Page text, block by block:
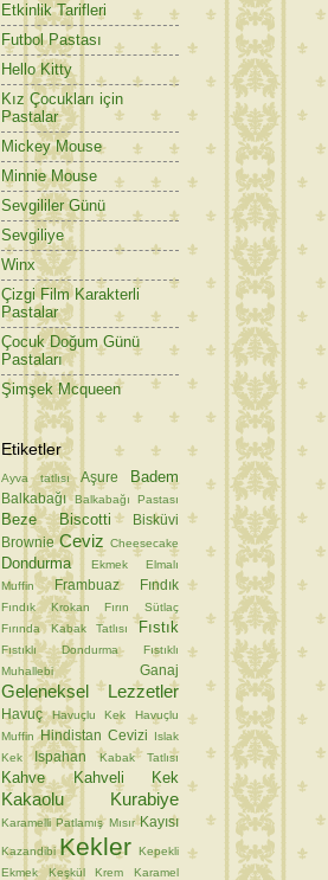
Etkinlik Tarifleri
Futbol Pastası
Hello Kitty
Kız Çocukları için
Pastalar
Mickey Mouse
Minnie Mouse
Sevgililer Günü
Sevgiliye
Winx
Çizgi Film Karakterli
Pastalar
Çocuk Doğum Günü
Pastaları
Şimşek Mcqueen
Etiketler
Ayva tatlısı Aşure Badem
Balkabağı Balkabağı Pastası
Beze Biscotti
Bisküvi
Brownie Ceviz Cheesecake
Dondurma Ekmek
Elmalı
Muffin
Frambuaz Fındık
Fındık Krokan
Fırın Sütlaç
Fırında Kabak Tatlısı
Fıstık
Fıstıklı Dondurma
Fıstıklı
Muhallebi
Ganaj
Geleneksel Lezzetler
Havuç Havuçlu Kek
Havuçlu
Muffin Hindistan Cevizi
Islak
Kek
Ispahan Kabak Tatlısı
Kahve Kahveli Kek
Kakaolu Kurabiye
Karamelli Patlamış Mısır Kayısı
Kazandibi Kekler Kepekli
Ekmek
Keşkül Krem Karamel